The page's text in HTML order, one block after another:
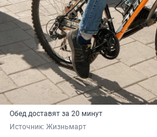
Обед доставят за 20 минут
Источник: Жизньмарт